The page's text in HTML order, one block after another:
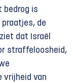
bedrog is
praatjes, de
dat Israël
straffeloosheid,
vrijheid van